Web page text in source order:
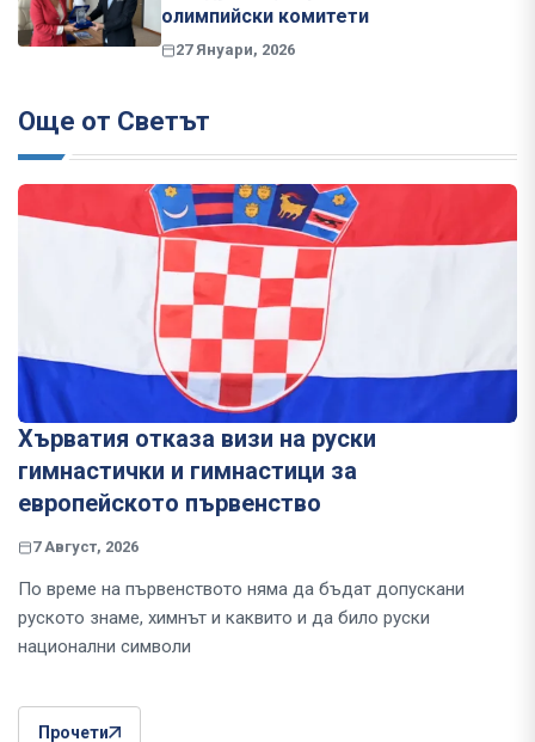
олимпийски комитети
27 Януари, 2026
Още от Светът
Хърватия отказа визи на руски
гимнастички и гимнастици за
европейското първенство
7 Август, 2026
По време на първенството няма да бъдат допускани
руското знаме, химнът и каквито и да било руски
национални символи
Прочети